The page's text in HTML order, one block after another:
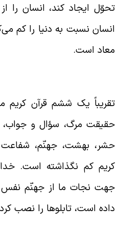
ایجاد کند، انسان را از
نسبت به دنیا را کم
است.
یک ششم قرآن کریم
مرگ، سؤال و جواب،
بهشت، جهنّم، شفاعت
کم نگذاشته است.
نجات ما از جهنّم نفس و
است، تابلو‌ها را نصب